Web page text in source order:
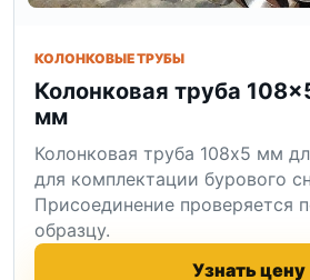
КОЛОНКОВЫЕ ТРУБЫ
Колонковая труба
мм
Колонковая труба 108x5 мм
для комплектации бурового
Присоединение проверяется
образцу.
Узнать цену